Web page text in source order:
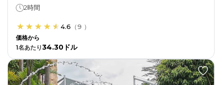
2時間
4.6 （9 ）
価格から
1名あたり34.30ドル